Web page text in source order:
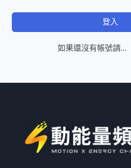
登入
如果還沒有帳號請...